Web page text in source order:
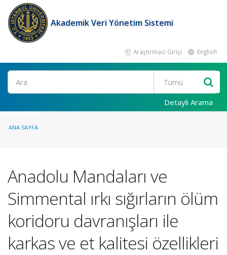
Akademik Veri Yönetim Sistemi
Araştırmacı Girişi English
Ara
Detaylı Arama
ANA SAYFA
Anadolu Mandaları ve
Simmental ırkı sığırların ölüm
koridoru davranışları ile
karkas ve et kalitesi özellikleri